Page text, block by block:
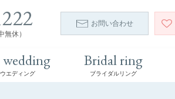
休）
お問い合わせ
エディング
Bridal ring
ブライダルリング